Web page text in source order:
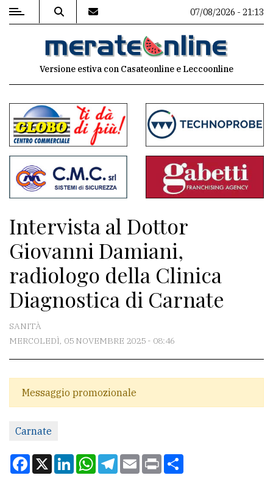
MENU
commenti
Contenuti
del
sito
Associazioni
Meteo
CONTATTI
La
redazione
Per
la
tua
07/08/2026 - 21:13
Versione estiva con Casateonline e Leccoonline
Intervista al Dottor
Giovanni Damiani,
radiologo della Clinica
Diagnostica di Carnate
SANITÀ
MERCOLEDÌ, 05 NOVEMBRE 2025 - 08:46
Messaggio promozionale
Carnate
Facebook
X LinkedInWhatsApp
Telegram
EmailPrint